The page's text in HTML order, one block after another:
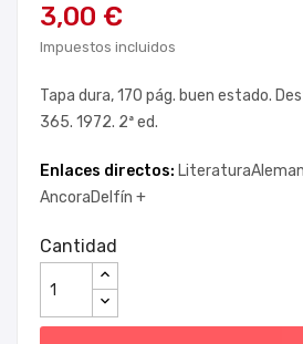
3,00 €
Impuestos incluidos
Tapa dura, 170 pág. buen estado.
365. 1972. 2ª ed.
Enlaces directos:
AncoraDelfín +
Cantidad